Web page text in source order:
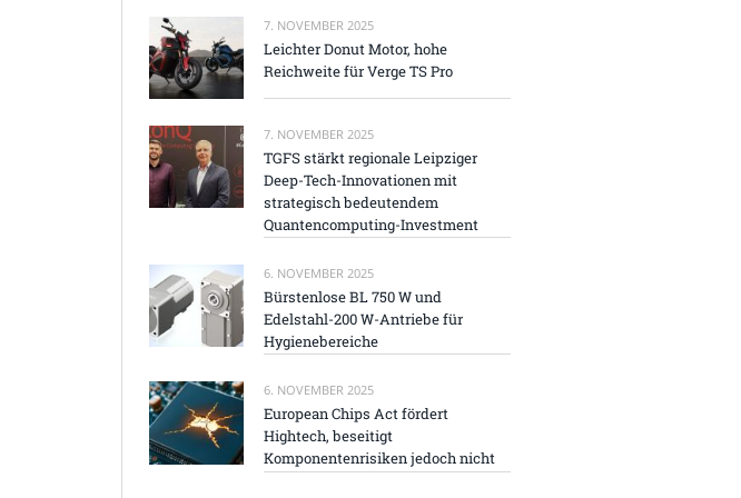
7. NOVEMBER 2025
Leichter Donut Motor, hohe
Reichweite für Verge TS Pro
7. NOVEMBER 2025
TGFS stärkt regionale Leipziger
Deep-Tech-Innovationen mit
strategisch bedeutendem
Quantencomputing-Investment
6. NOVEMBER 2025
Bürstenlose BL 750 W und
Edelstahl-200 W-Antriebe für
Hygienebereiche
6. NOVEMBER 2025
European Chips Act fördert
Hightech, beseitigt
Komponentenrisiken jedoch nicht